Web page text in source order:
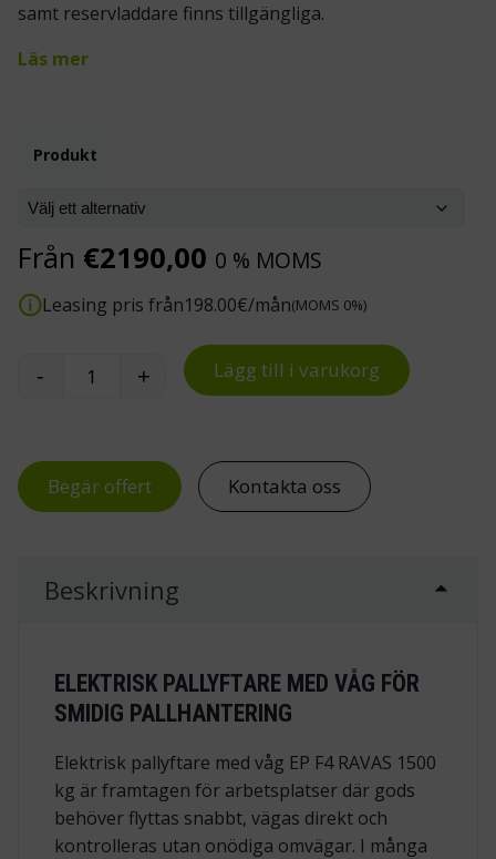
samt reservladdare finns tillgängliga.
Läs mer
Produkt
Från €2190,00 0 % MOMS
Leasing pris från198.00€/mån(MOMS 0%)
Elektrisk pallyftare med våg EP F4 1500 kg
- + Lägg till i varukorg
Begär offert Kontakta oss
Beskrivning
ELEKTRISK PALLYFTARE MED VÅG FÖR
SMIDIG PALLHANTERING
Elektrisk pallyftare med våg EP F4 RAVAS 1500
kg är framtagen för arbetsplatser där gods
behöver flyttas snabbt, vägas direkt och
kontrolleras utan onödiga omvägar. I många